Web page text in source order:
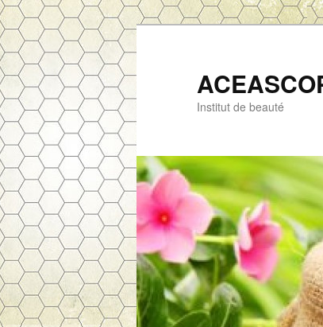
Institut de beauté